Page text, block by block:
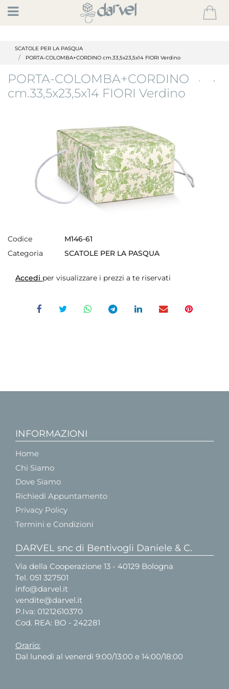
Open
SCATOLE PER LA PASQUA
PORTA-COLOMBA+CORDINO cm.33,5x23,5x14 FIORI Verdino
PORTA-COLOMBA+CORDINO
cm.33,5x23,5x14 FIORI Verdino
Codice
M146-61
Categoria
SCATOLE PER LA PASQUA
Accedi per visualizzare i prezzi a te riservati
INFORMAZIONI
Home
Chi Siamo
Dove Siamo
Richiedi Appuntamento
Privacy Policy
Termini e Condizioni
DARVEL snc di Bentivogli Daniele & C.
Via della Cooperazione 13 - 40129 Bologna
Tel. 051 327501
info@darvel.it
vendite@darvel.it
P.Iva: 01212610370
Cod. REA: BO - 242281
Orario:
Dal lunedì al venerdì 9:00/13:00 e 14:00/18:00